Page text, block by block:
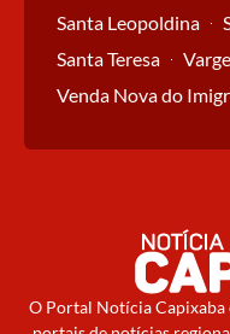
Santa Leopoldina
Santa Teresa
Venda Nova do
O Portal Notícia Capixaba